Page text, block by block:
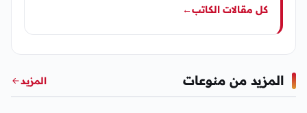
كل مقالات الكاتب←
المزيد من منوعات المزيد